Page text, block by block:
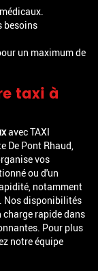
besoins
un maximum de
taxi à
avec TAXI
De Pont Rhaud,
vos
ou d'un
notamment
Nos disponibilités
charge rapide dans
Pour plus
notre équipe